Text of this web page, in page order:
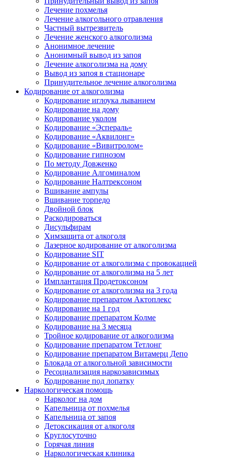
Лечение похмелья
Лечение алкогольного отравления
Частный вытрезвитель
Лечение женского алкоголизма
Анонимное лечение
Анонимный вывод из запоя
Лечение алкоголизма на дому
Вывод из запоя в стационаре
Принудительное лечение алкоголизма
Кодирование от алкоголизма
Кодирование иглоука лыванием
Кодирование на дому
Кодирование уколом
Кодирование «Эспераль»
Кодирование «Аквилонг»
Кодирование «Вивитролом»
Кодирование гипнозом
По методу Довженко
Кодирование Алгоминалом
Кодирование Налтрексоном
Вшивание ампулы
Вшивание торпедо
Двойной блок
Раскодироваться
Дисульфирам
Химзащита от алкоголя
Лазерное кодирование от алкоголизма
Кодирование SIT
Кодирование от алкоголизма с провокацией
Кодирование от алкоголизма на 5 лет
Имплантация Продетоксоном
Кодирование от алкоголизма на 3 года
Кодирование препаратом Актоплекс
Кодирование на 1 год
Кодирование препаратом Колме
Кодирование на 3 месяца
Тройное кодирование от алкоголизма
Кодирование препаратом Тетлонг
Кодирование препаратом Витамерц Депо
Блокада от алкогольной зависимости
Ресоциализация наркозависимых
Кодирование под лопатку
Наркологическая помощь
Нарколог на дом
Капельница от похмелья
Капельница от запоя
Детоксикация от алкоголя
Круглосуточно
Горячая линия
Наркологическая клиника